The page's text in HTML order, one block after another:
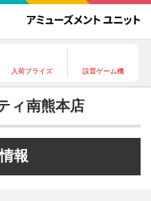
入荷プライズ 設置ゲーム機
ィ南熊本店
報